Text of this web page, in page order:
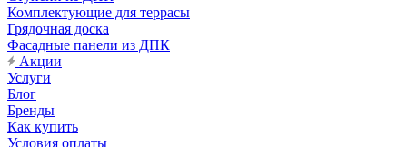
Комплектующие для террасы
Грядочная доска
Фасадные панели из ДПК
Акции
Услуги
Блог
Бренды
Как купить
Условия оплаты